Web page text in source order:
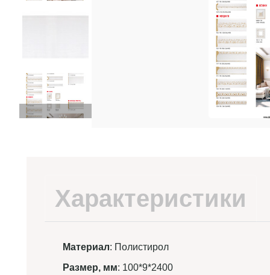
Характеристики
Материал: Полистирол
Размер, мм: 100*9*2400